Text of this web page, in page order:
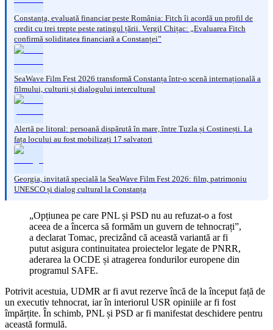
Constanța, evaluată financiar peste România: Fitch îi acordă un profil de
credit cu trei trepte peste ratingul țării. Vergil Chițac: „Evaluarea Fitch
confirmă soliditatea financiară a Constanței”
SeaWave Film Fest 2026 transformă Constanța într-o scenă internațională a
filmului, culturii și dialogului intercultural
Alertă pe litoral: persoană dispărută în mare, între Tuzla și Costinești. La
fața locului au fost mobilizați 17 salvatori
Georgia, invitată specială la SeaWave Film Fest 2026: film, patrimoniu
UNESCO și dialog cultural la Constanța
„Opțiunea pe care PNL și PSD nu au refuzat-o a fost
aceea de a încerca să formăm un guvern de tehnocrați”,
a declarat Tomac, precizând că această variantă ar fi
putut asigura continuitatea proiectelor legate de PNRR,
aderarea la OCDE și atragerea fondurilor europene din
programul SAFE.
Potrivit acestuia, UDMR ar fi avut rezerve încă de la început față de
un executiv tehnocrat, iar în interiorul USR opiniile ar fi fost
împărțite. În schimb, PNL și PSD ar fi manifestat deschidere pentru
această formulă.